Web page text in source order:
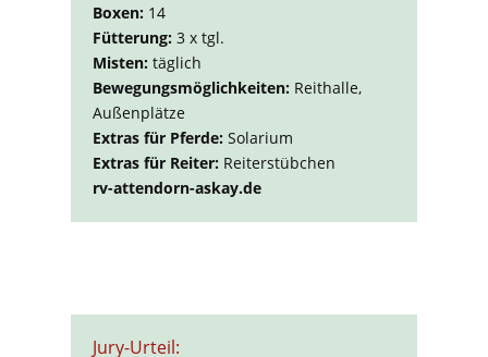
Boxen:14
Fütterung:3 x tgl.
Misten:täglich
Bewegungsmöglichkeiten:Reithalle,
Außenplätze
Extras für Pferde:Solarium
Extras für Reiter:Reiterstübchen
rv-attendorn-askay.de
Jury-Urteil: